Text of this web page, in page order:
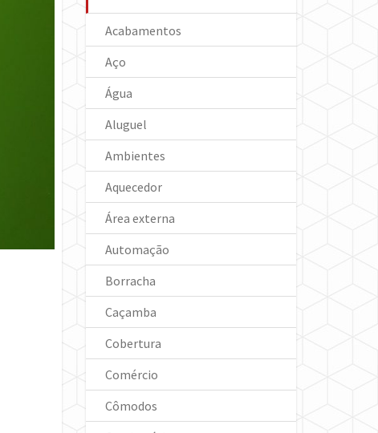
Acabamentos
Aço
Água
Aluguel
Ambientes
Aquecedor
Área externa
Automação
Borracha
Caçamba
Cobertura
Comércio
Cômodos